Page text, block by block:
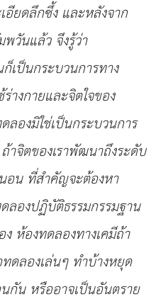
อียดลึกซึ้ง และหลังจาก
วันแล้ว จึงรู้ว่า
ป็นกระบวนการทาง
างกายและจิตใจของ
องมิใช่เป็นกระบวนการ
าจิตของเราพัฒนาถึงระดับ
น ที่สำคัญจะต้องหา
ลองปฏิบัติธรรมกรรมฐาน
ห้องทดลองทางเคมีถ้า
ดลองเล่นๆ ทำบ้างหยุด
กัน หรืออาจเป็นอันตราย